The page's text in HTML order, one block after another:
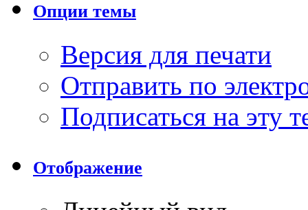
Опции темы
Версия для печати
Отправить по
Подписаться на эту
Отображение